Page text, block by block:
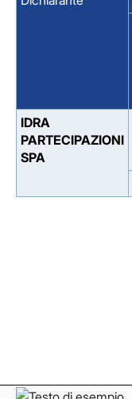
IDRA
PARTECIPAZIONI
SPA